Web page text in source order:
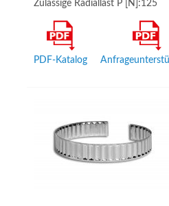
Zulässige Radiallast P [N]:125
PDF-Katalog